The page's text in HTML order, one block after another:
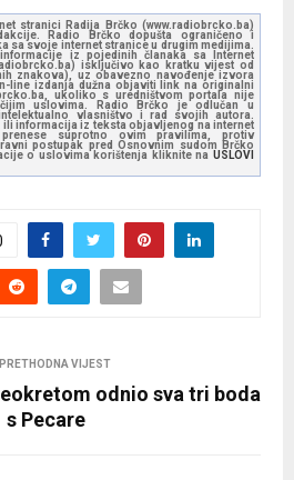
stranici Radija Brčko (www.radiobrcko.ba)
Radio Brčko dopušta ograničeno i
sa svoje internet stranice u drugim medijima.
iz pojedinih članaka sa Internet
isključivo kao kratku vijest od
znakova), uz obavezno navođenje izvora
line izdanja dužna objaviti link na originalni
ukoliko s uredništvom portala nije
uslovima. Radio Brčko je odlučan u
vlasništvo i rad svojih autora.
informacija iz teksta objavljenog na internet
prenese suprotno ovim pravilima, protiv
postupak pred Osnovnim sudom Brčko
o uslovima korištenja kliknite na USLOVI
PRETHODNA VIJEST
odnio sva tri boda
s Pecare